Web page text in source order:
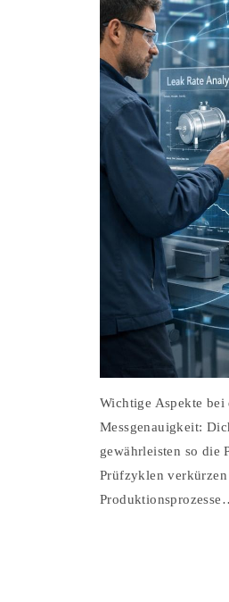
Wichtige Aspekte
Messgenauigkeit:
gewährleisten so die
Prüfzyklen verkürzen